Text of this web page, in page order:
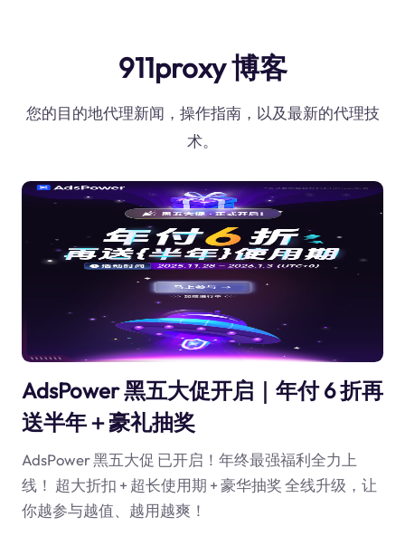
911proxy 博客
您的目的地代理新闻，操作指南，以及最新的代理技
术。
AdsPower 黑五大促开启｜年付 6 折再
送半年＋豪礼抽奖
AdsPower 黑五大促 已开启！年终最强福利全力上
线！ 超大折扣 + 超长使用期 + 豪华抽奖 全线升级，让
你越参与越值、越用越爽！